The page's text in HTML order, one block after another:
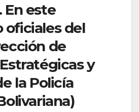
En este
del
de
y
la Policía